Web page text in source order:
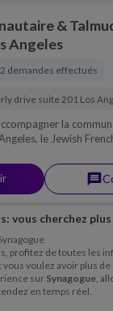
&
Angeles
2 demandes effectués
drive suite 201 Los
la
le Jewish
échanges, à la
message
vous cherchez
profitez de toutes les
vous voulez avoir plus
sur Synagogue,
en temps réel.